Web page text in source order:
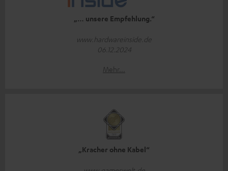
„… unsere Empfehlung.“
www.hardwareinside.de
06.12.2024
Mehr...
„Kracher ohne Kabel“